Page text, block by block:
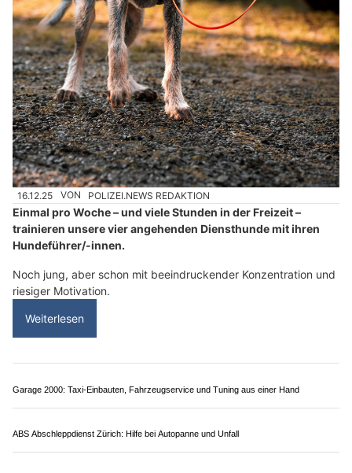
Alpine Fox Shop: Bekleidung & Zubehör für Polizei, Militär, Security und Jagd
Ölunfälle? Ölfrei GmbH bietet biologische Reiniger und Bindemittel